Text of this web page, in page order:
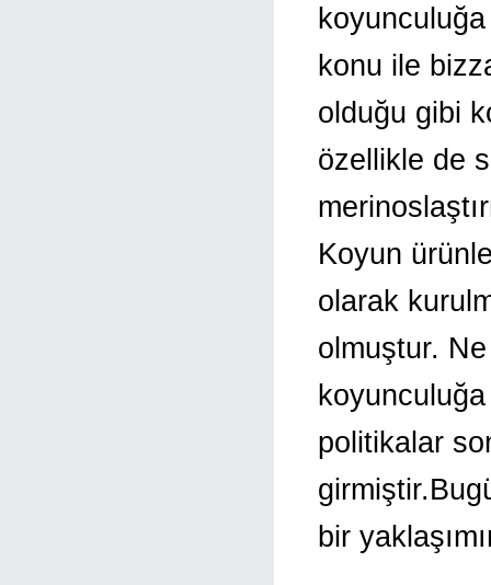
konu ile
olduğu gibi
özellikle de
Koyun
olarak
olmuştur.
koyunculuğa
politikalar
bir